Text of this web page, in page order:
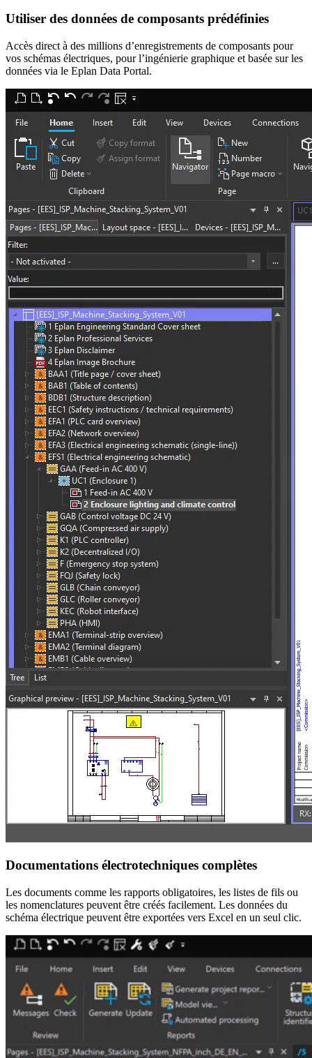
Utiliser des données de composants prédéfinies
Accès direct à des millions d’enregistrements de composants pour
vos schémas électriques, pour l’ingénierie graphique et basée sur les
données via le Eplan Data Portal.
Documentations électrotechniques complètes
Les documents comme les rapports obligatoires, les listes de fils ou
les nomenclatures peuvent être créés facilement. Les données du
schéma électrique peuvent être exportées vers Excel en un seul clic.